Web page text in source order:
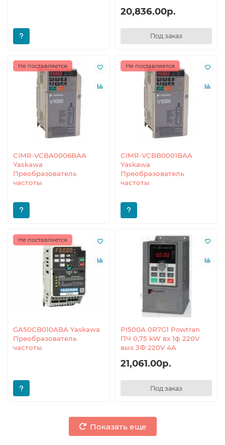
20,836.00р.
Под заказ
Не поставляется
CIMR-VCBA0006BAA
Yaskawa
Преобразователь
частоты
Не поставляется
CIMR-VCBB0001BAA
Yaskawa
Преобразователь
частоты
Не поставляется
GA50CB010ABA Yaskawa
Преобразователь
частоты
PI500A 0R7G1 Powtran
ПЧ 0,75 kW вх 1ф 220V
вых 3Ф 220V 4A
21,061.00р.
Под заказ
Показать еще